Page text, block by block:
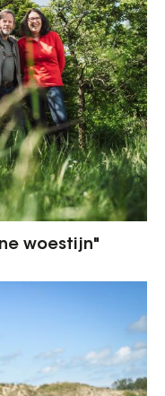
woestijn"